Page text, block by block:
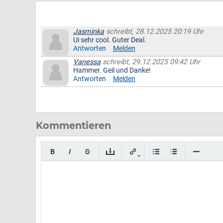
Jasminka schreibt, 28.12.2025 20:19 Uhr
Ui sehr cool. Guter Deal.
Antworten
Melden
Vanessaschreibt, 29.12.2025 09:42 Uhr
Hammer. Geil und Danke!
Antworten
Melden
Kommentieren